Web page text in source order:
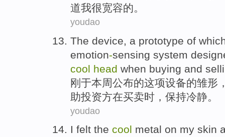
道我很宽容的。
youdao
The device , a prototype of
emotion-sensing system
cool head when buying and
刚于本周公布的这项设备的雏形
助投资方在买卖时 ， 保持冷静。
youdao
I felt the cool metal on my skin